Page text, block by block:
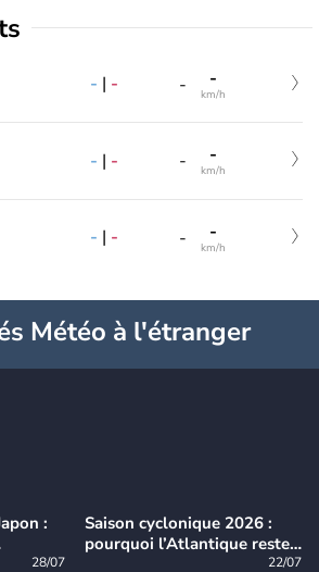
- | - - -
km/h
- | - - -
km/h
- | - - -
km/h
Météo à l'étranger
:
28/07
Saison cyclonique 2026 :
pourquoi l’Atlantique reste
22/07